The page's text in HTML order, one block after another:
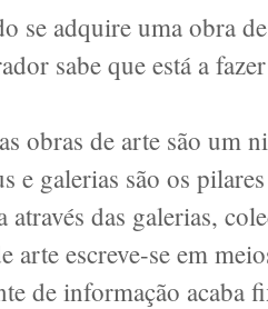
se adquire uma obra
sabe que está a
obras de arte são um
e galerias são os
através das galerias,
arte escreve-se em
de informação acaba